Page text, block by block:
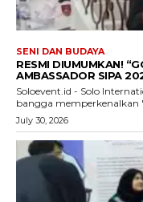
SENI DAN BUDAYA
RESMI DIUMUMKAN!
AMBASSADOR SIPA
Soloevent.id - Solo
bangga memperkenalkan
July 30, 2026